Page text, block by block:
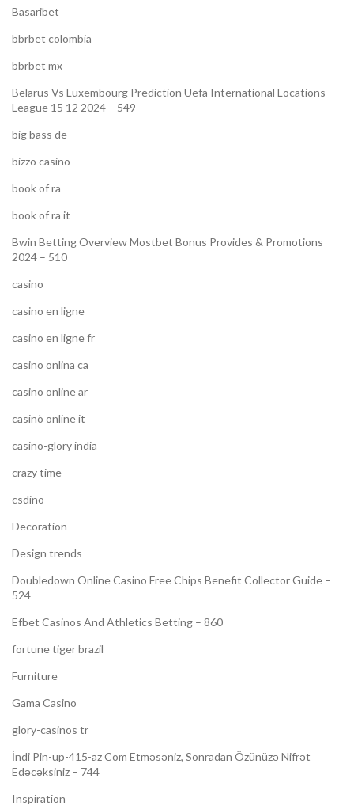
Basaribet
bbrbet colombia
bbrbet mx
Belarus Vs Luxembourg Prediction Uefa International Locations
League 15 12 2024 – 549
big bass de
bizzo casino
book of ra
book of ra it
Bwin Betting Overview Mostbet Bonus Provides & Promotions
2024 – 510
casino
casino en ligne
casino en ligne fr
casino onlina ca
casino online ar
casinò online it
casino-glory india
crazy time
csdino
Decoration
Design trends
Doubledown Online Casino Free Chips Benefit Collector Guide –
524
Efbet Casinos And Athletics Betting – 860
fortune tiger brazil
Furniture
Gama Casino
glory-casinos tr
İndi Pin-up-415-az Com Etməsəniz, Sonradan Özünüzə Nifrət
Edəcəksiniz – 744
Inspiration